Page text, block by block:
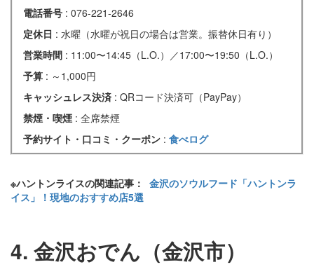
電話番号 : 076-221-2646
定休日 : 水曜（水曜が祝日の場合は営業。振替休日有り）
営業時間 : 11:00〜14:45（L.O.）／17:00〜19:50（L.O.）
予算 : ～1,000円
キャッシュレス決済 : QRコード決済可（PayPay）
禁煙・喫煙 : 全席禁煙
予約サイト・口コミ・クーポン : 食べログ
※ハントンライスの関連記事： 金沢のソウルフード「ハントンラ
イス」！現地のおすすめ店5選
4. 金沢おでん（金沢市）